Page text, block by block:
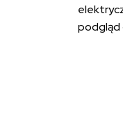
podgląd